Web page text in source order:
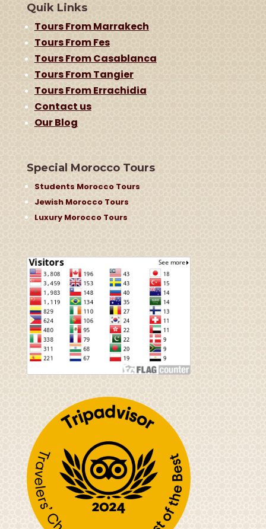
Quik Links
Tours From Marrakech
Tours From Fes
Tours From Casablanca
Tours From Tangier
Tours From Errachidia
Contact us
Our Blog
Special Morocco Tours
Students Morocco Tours
Jewish Morocco Tours
Luxury Morocco Tours